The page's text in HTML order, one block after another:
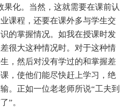
果化。当然，这就需要在课前认
课程，还要在课外多与学生交
的掌握情况。如我在授课时发
很大这种情况时。对于这种情
，然后对没有学过的和掌握差
，使他们能尽快赶上学习，绝
。正如一位老老师所说“工夫到
”。